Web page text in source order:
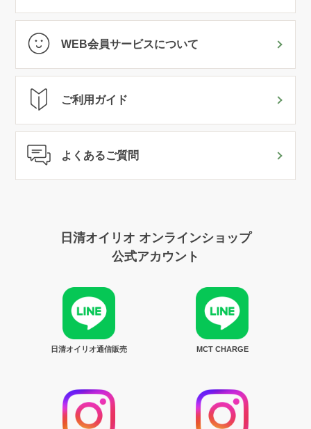
WEB会員サービスについて
ご利用ガイド
よくあるご質問
日清オイリオ オンラインショップ
公式アカウント
日清オイリオ通信販売 MCT CHARGE